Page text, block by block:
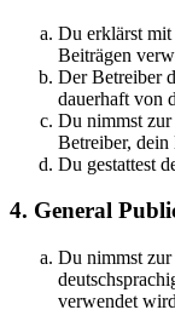
Du erklärst mit
Beiträgen
Der Betreiber
dauerhaft von
Du nimmst zur
Betreiber, dein
Du gestattest
4. General
Du nimmst zur
verwendet